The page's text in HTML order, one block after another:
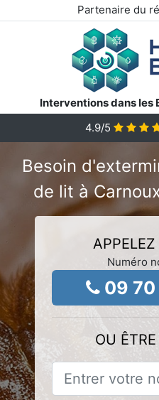
Partenaire du
Interventions dans les
4.9/5
Besoin
de lit à
Numéro
09 70
OU